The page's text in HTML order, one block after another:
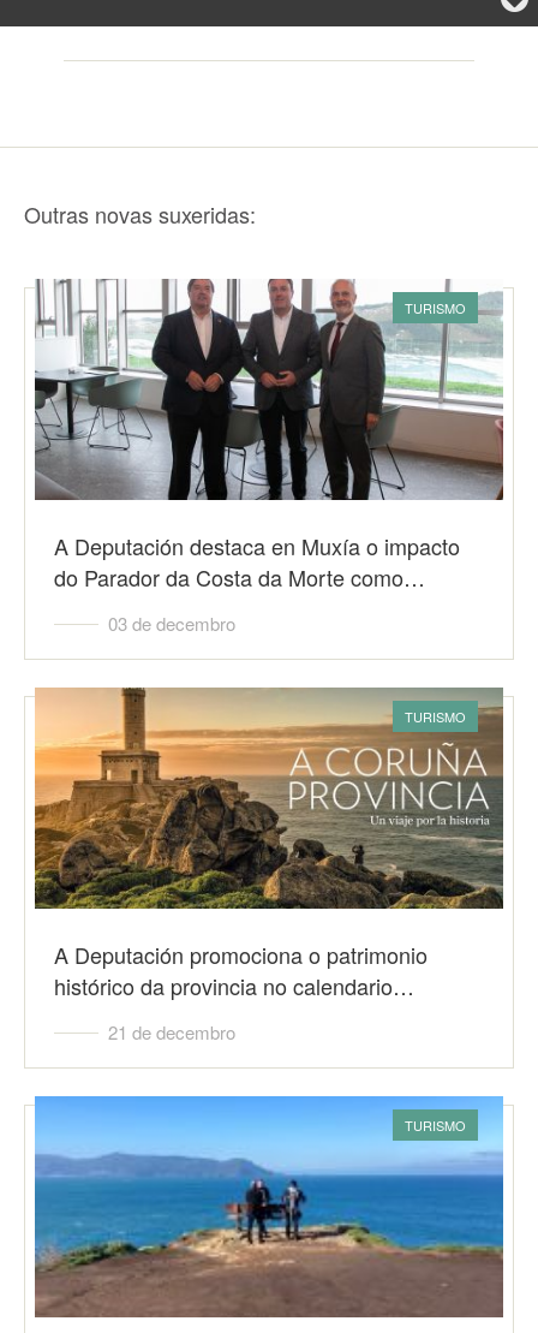
Outras novas suxeridas:
TURISMO
A Deputación destaca en Muxía o impacto
do Parador da Costa da Morte como…
03 de decembro
TURISMO
A Deputación promociona o patrimonio
histórico da provincia no calendario…
21 de decembro
TURISMO